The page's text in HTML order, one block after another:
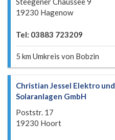
19230 Hagenow
Tel: 03883 723209
5 km Umkreis von Bobzin
Christian Jessel Elektro und
Solaranlagen GmbH
Poststr. 17
19230 Hoort